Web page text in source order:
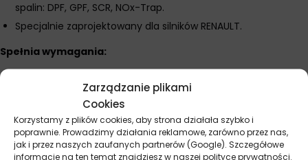
Zarządzanie plikami
Cookies
Korzystamy z plików cookies, aby strona działała szybko i
poprawnie. Prowadzimy działania reklamowe, zarówno przez nas,
jak i przez naszych zaufanych partnerów (Google). Szczegółowe
informacje na ten temat znajdziesz w naszej polityce prywatności.
spalin: DPF, GPF, SCR, NOx-Trap.
Specjalnie zaprojektowany dla silników RENAULT.
Spełnia wymagania:
RENAULT RN17 FE
Parametry techniczne